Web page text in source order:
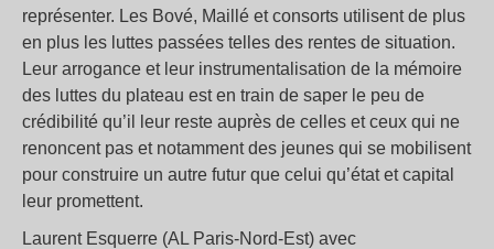
représenter. Les Bové, Maillé et consorts utilisent de plus
en plus les luttes passées telles des rentes de situation.
Leur arrogance et leur instrumentalisation de la mémoire
des luttes du plateau est en train de saper le peu de
crédibilité qu’il leur reste auprès de celles et ceux qui ne
renoncent pas et notamment des jeunes qui se mobilisent
pour construire un autre futur que celui qu’état et capital
leur promettent.
Laurent Esquerre (AL Paris-Nord-Est) avec